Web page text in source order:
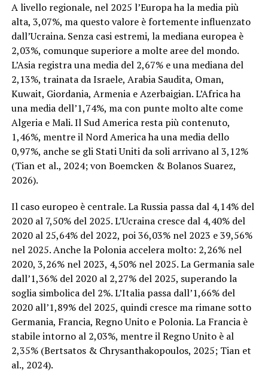
A livello regionale, nel 2025 l’Europa ha la media più
alta, 3,07%, ma questo valore è fortemente influenzato
dall’Ucraina. Senza casi estremi, la mediana europea è
2,03%, comunque superiore a molte aree del mondo.
L’Asia registra una media del 2,67% e una mediana del
2,13%, trainata da Israele, Arabia Saudita, Oman,
Kuwait, Giordania, Armenia e Azerbaigian. L’Africa ha
una media dell’1,74%, ma con punte molto alte come
Algeria e Mali. Il Sud America resta più contenuto,
1,46%, mentre il Nord America ha una media dello
0,97%, anche se gli Stati Uniti da soli arrivano al 3,12%
(Tian et al., 2024; von Boemcken & Bolanos Suarez,
2026).
Il caso europeo è centrale. La Russia passa dal 4,14% del
2020 al 7,50% del 2025. L’Ucraina cresce dal 4,40% del
2020 al 25,64% del 2022, poi 36,03% nel 2023 e 39,56%
nel 2025. Anche la Polonia accelera molto: 2,26% nel
2020, 3,26% nel 2023, 4,50% nel 2025. La Germania sale
dall’1,36% del 2020 al 2,27% del 2025, superando la
soglia simbolica del 2%. L’Italia passa dall’1,66% del
2020 all’1,89% del 2025, quindi cresce ma rimane sotto
Germania, Francia, Regno Unito e Polonia. La Francia è
stabile intorno al 2,03%, mentre il Regno Unito è al
2,35% (Bertsatos & Chrysanthakopoulos, 2025; Tian et
al., 2024).